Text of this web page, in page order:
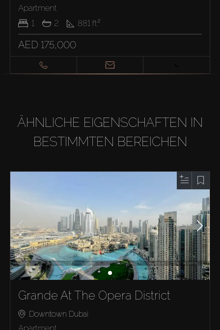
Apartment
1
2 881 ft²
AED 175,000
ÄHNLICHE EIGENSCHAFTEN IN
BESTIMMTEN BEREICHEN
Grande At The Opera District
Downtown Dubai
Apartment